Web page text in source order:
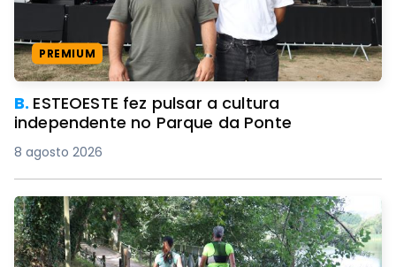
PREMIUM
B. ESTEOESTE fez pulsar a cultura
independente no Parque da Ponte
8 agosto 2026